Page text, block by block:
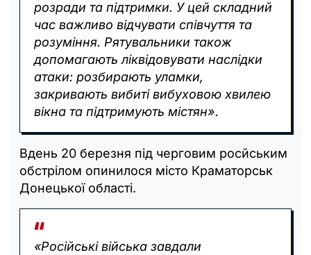
розради та підтримки. У цей складний
час важливо відчувати співчуття та
розуміння. Рятувальники також
допомагають ліквідовувати наслідки
атаки: розбирають уламки,
закривають вибиті вибуховою хвилею
вікна та підтримують містян».
Вдень 20 березня під черговим росйським
обстрілом опинилося місто Краматорськ
Донецької області.
«Російські війська завдали